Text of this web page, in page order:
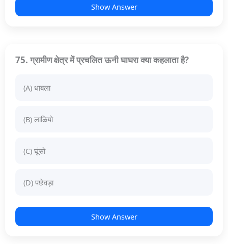
Show Answer
75. ग्रामीण क्षेत्र में प्रचलित ऊनी घाघरा क्या कहलाता है?
(A) धाबला
(B) लाळियो
(C) घूंसो
(D) पछेवड़ा
Show Answer